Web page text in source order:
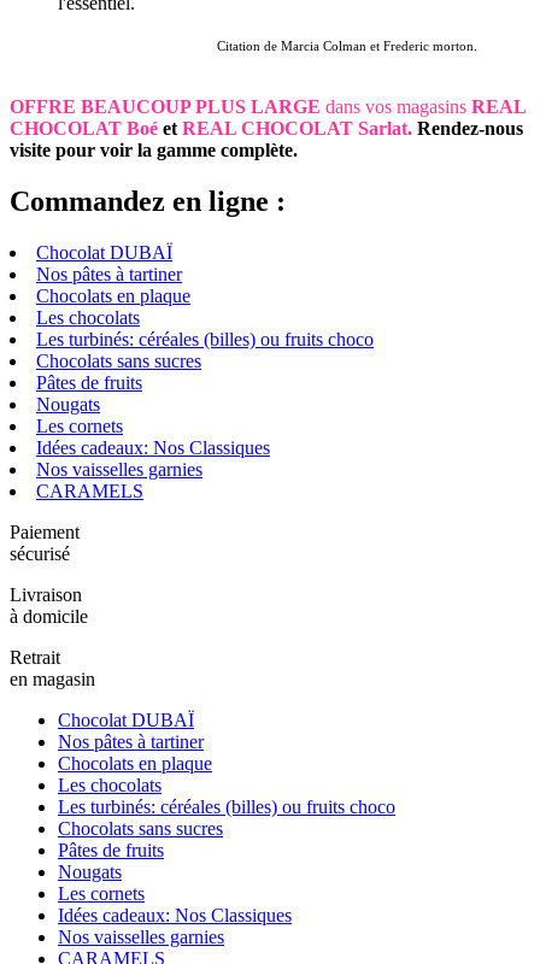
Citation de Marcia Colman et Frederic morton.
OFFRE BEAUCOUP PLUS LARGE dans vos magasins REAL
CHOCOLAT Boé et REAL CHOCOLAT Sarlat. Rendez-nous
visite pour voir la gamme complète.
Commandez en ligne :
Chocolat DUBAÏ
Nos pâtes à tartiner
Chocolats en plaque
Les chocolats
Les turbinés: céréales (billes) ou fruits choco
Chocolats sans sucres
Pâtes de fruits
Nougats
Les cornets
Idées cadeaux: Nos Classiques
Nos vaisselles garnies
CARAMELS
Paiement
sécurisé
Livraison
à domicile
Retrait
en magasin
Chocolat DUBAÏ
Nos pâtes à tartiner
Chocolats en plaque
Les chocolats
Les turbinés: céréales (billes) ou fruits choco
Chocolats sans sucres
Pâtes de fruits
Nougats
Les cornets
Idées cadeaux: Nos Classiques
Nos vaisselles garnies
CARAMELS